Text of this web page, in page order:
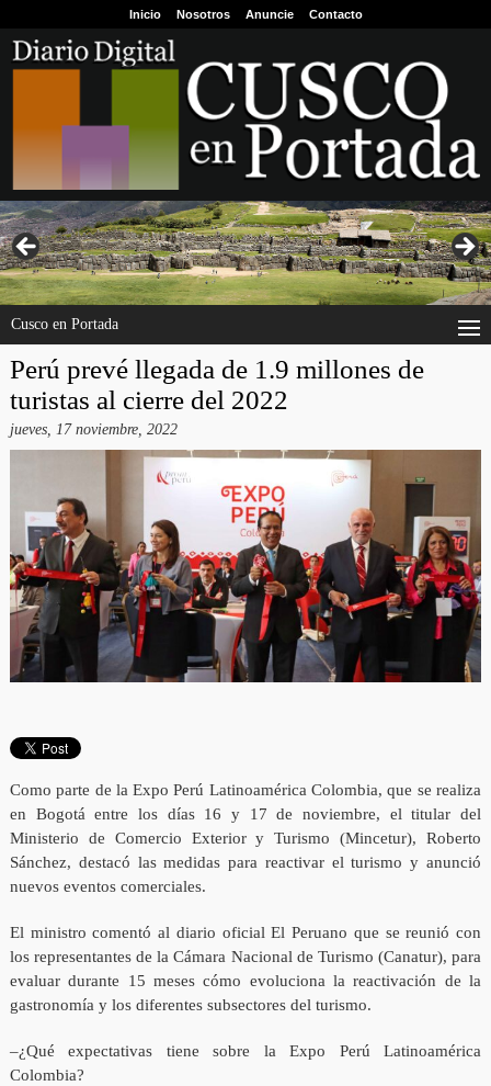
Inicio Nosotros Anuncie Contacto
Cusco en Portada
Perú prevé llegada de 1.9 millones de
turistas al cierre del 2022
jueves, 17 noviembre, 2022
Como parte de la Expo Perú Latinoamérica Colombia, que se realiza
en Bogotá entre los días 16 y 17 de noviembre, el titular del
Ministerio de Comercio Exterior y Turismo (Mincetur), Roberto
Sánchez, destacó las medidas para reactivar el turismo y anunció
nuevos eventos comerciales.
El ministro comentó al diario oficial El Peruano que se reunió con
los representantes de la Cámara Nacional de Turismo (Canatur), para
evaluar durante 15 meses cómo evoluciona la reactivación de la
gastronomía y los diferentes subsectores del turismo.
–¿Qué expectativas tiene sobre la Expo Perú Latinoamérica
Colombia?